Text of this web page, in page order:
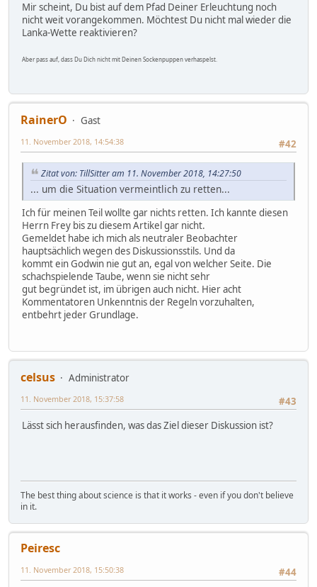
Mir scheint, Du bist auf dem Pfad Deiner Erleuchtung noch
nicht weit vorangekommen. Möchtest Du nicht mal wieder die
Lanka-Wette reaktivieren?
Aber pass auf, dass Du Dich nicht mit Deinen Sockenpuppen verhaspelst.
RainerO
Gast
#42
11. November 2018, 14:54:38
Zitat von: TillSitter am 11. November 2018, 14:27:50
... um die Situation vermeintlich zu retten...
Ich für meinen Teil wollte gar nichts retten. Ich kannte diesen
Herrn Frey bis zu diesem Artikel gar nicht.
Gemeldet habe ich mich als neutraler Beobachter
hauptsächlich wegen des Diskussionsstils. Und da
kommt ein Godwin nie gut an, egal von welcher Seite. Die
schachspielende Taube, wenn sie nicht sehr
gut begründet ist, im übrigen auch nicht. Hier acht
Kommentatoren Unkenntnis der Regeln vorzuhalten,
entbehrt jeder Grundlage.
celsus
Administrator
#43
11. November 2018, 15:37:58
Lässt sich herausfinden, was das Ziel dieser Diskussion ist?
The best thing about science is that it works - even if you don't believe
in it.
Peiresc
#44
11. November 2018, 15:50:38